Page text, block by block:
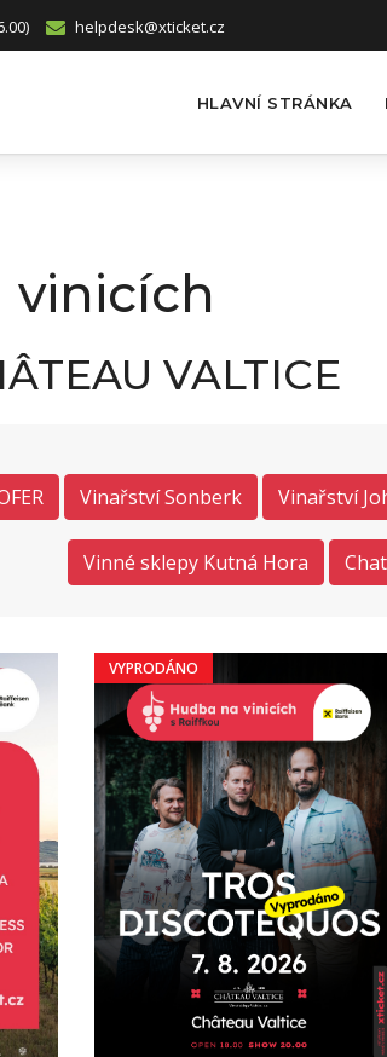
helpdesk@xticket.cz
HLAVNÍ STRÁNKA
vinicích
VALTICE
Vinařství Sonberk Vinařství
Vinné sklepy Kutná Hora
VYPRODÁNO